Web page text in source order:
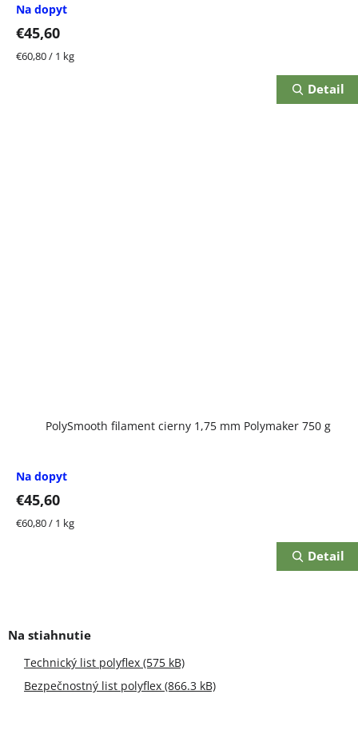
Na dopyt
€45,60
Jednotková
€60,80 / 1 kg
Detail
PolySmooth filament cierny 1,75 mm Polymaker 750 g
Na dopyt
€45,60
Jednotková
€60,80 / 1 kg
Detail
Technický list polyflex (575 kB)
Bezpečnostný list polyflex (866.3 kB)